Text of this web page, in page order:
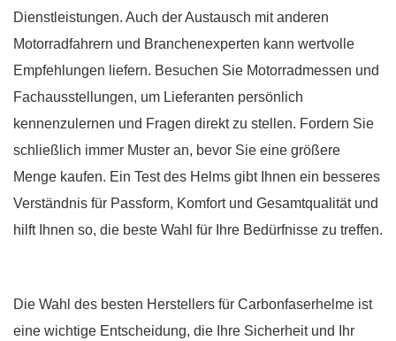
Dienstleistungen. Auch der Austausch mit anderen
Motorradfahrern und Branchenexperten kann wertvolle
Empfehlungen liefern. Besuchen Sie Motorradmessen und
Fachausstellungen, um Lieferanten persönlich
kennenzulernen und Fragen direkt zu stellen. Fordern Sie
schließlich immer Muster an, bevor Sie eine größere
Menge kaufen. Ein Test des Helms gibt Ihnen ein besseres
Verständnis für Passform, Komfort und Gesamtqualität und
hilft Ihnen so, die beste Wahl für Ihre Bedürfnisse zu treffen.
Die Wahl des besten Herstellers für Carbonfaserhelme ist
eine wichtige Entscheidung, die Ihre Sicherheit und Ihr